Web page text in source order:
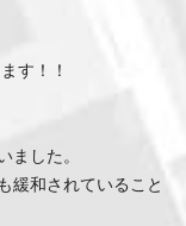
す！！
した。
緩和されていること